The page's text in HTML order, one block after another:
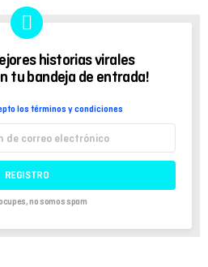
historias virales
tu bandeja de entrada!
los términos y condiciones
no somos spam